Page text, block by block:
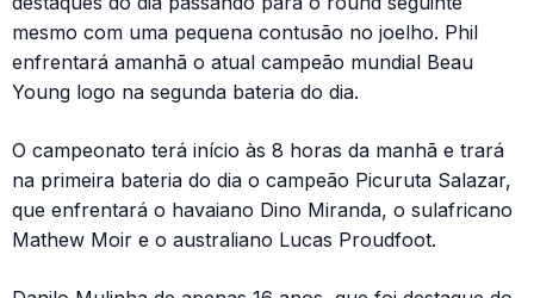
mesmo com uma pequena contusão no joelho. Phil
enfrentará amanhã o atual campeão mundial Beau
Young logo na segunda bateria do dia.
O campeonato terá início às 8 horas da manhã e trará
na primeira bateria do dia o campeão Picuruta Salazar,
que enfrentará o havaiano Dino Miranda, o sulafricano
Mathew Moir e o australiano Lucas Proudfoot.